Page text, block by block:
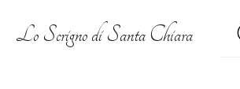
Lo Scrigno di Santa Chiara